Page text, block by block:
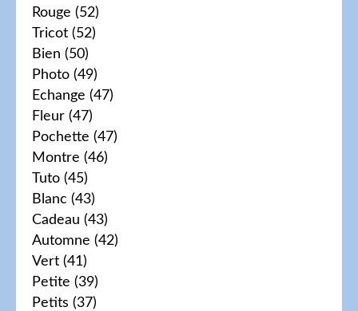
Rouge (52)
Tricot (52)
Bien (50)
Photo (49)
Echange (47)
Fleur (47)
Pochette (47)
Montre (46)
Tuto (45)
Blanc (43)
Cadeau (43)
Automne (42)
Vert (41)
Petite (39)
Petits (37)